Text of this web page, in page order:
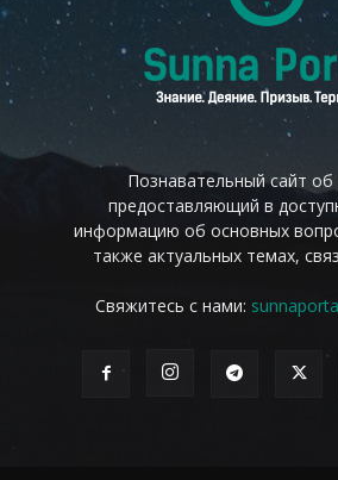
Познавательный сайт
предоставляющий в
информацию об основных
также актуальных темах,
Свяжитесь с нами: